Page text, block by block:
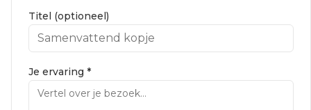
Titel (optioneel)
Je ervaring *